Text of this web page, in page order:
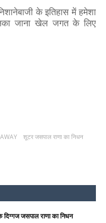
के इतिहास में हमेशा
जाना खेल जगत के लिए
शूटर जसपाल राणा का निधन
दिग्गज जसपाल राणा का निधन